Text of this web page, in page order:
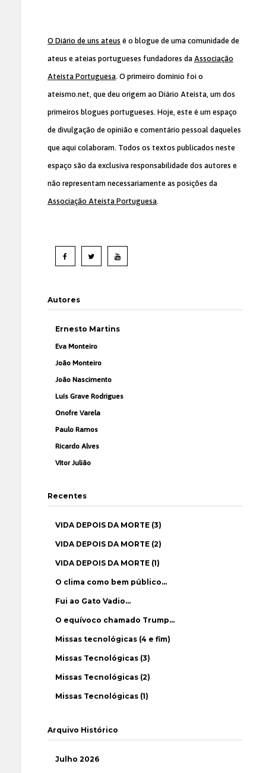
O Diário de uns ateus é o blogue de uma comunidade de
ateus e ateias portugueses fundadores da Associação
Ateísta Portuguesa. O primeiro domínio foi o
ateismo.net, que deu origem ao Diário Ateísta, um dos
primeiros blogues portugueses. Hoje, este é um espaço
de divulgação de opinião e comentário pessoal daqueles
que aqui colaboram. Todos os textos publicados neste
espaço são da exclusiva responsabilidade dos autores e
não representam necessariamente as posições da
Associação Ateísta Portuguesa.
Autores
Ernesto Martins
Eva Monteiro
João Monteiro
João Nascimento
Luís Grave Rodrigues
Onofre Varela
Paulo Ramos
Ricardo Alves
Vítor Julião
Recentes
VIDA DEPOIS DA MORTE (3)
VIDA DEPOIS DA MORTE (2)
VIDA DEPOIS DA MORTE (1)
O clima como bem público…
Fui ao Gato Vadio…
O equívoco chamado Trump…
Missas tecnológicas (4 e fim)
Missas Tecnológicas (3)
Missas Tecnológicas (2)
Missas Tecnológicas (1)
Arquivo Histórico
Julho 2026